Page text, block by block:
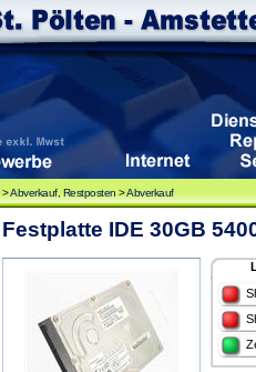
>Abverkauf, Restposten >Abverkauf
Festplatte IDE 30GB